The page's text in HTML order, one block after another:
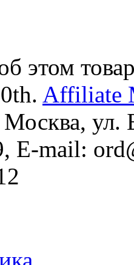
этом
Affiliate
ул.
E-mail: